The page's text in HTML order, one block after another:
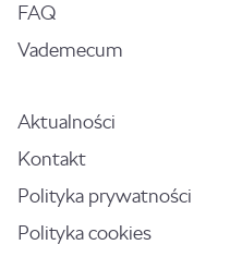
FAQ
Vademecum
Aktualności
Kontakt
Polityka prywatności
Polityka cookies